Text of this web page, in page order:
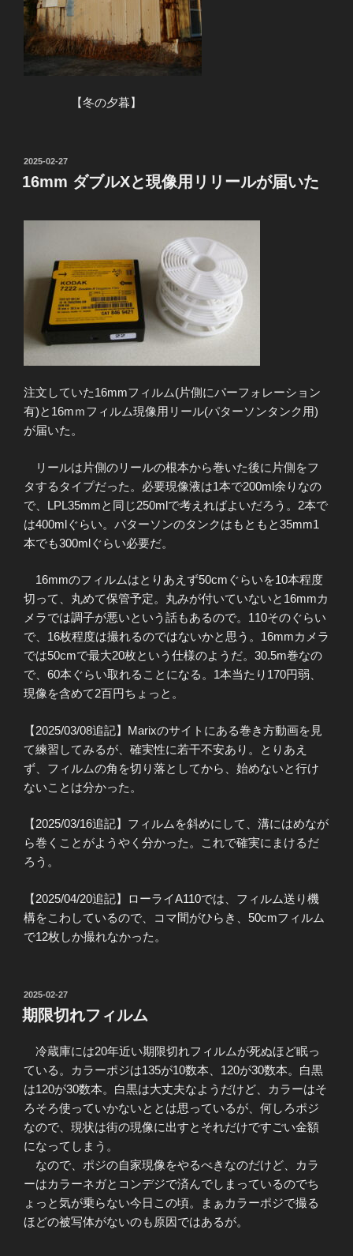
【冬の夕暮】
投
稿
日:
2025-02-27
16mm ダブルXと現像用リリールが届いた
注文していた16mmフィルム(片側にパーフォレーション
有)と16mｍフィルム現像用リール(パターソンタンク用)
が届いた。
リールは片側のリールの根本から巻いた後に片側をフ
タするタイプだった。必要現像液は1本で200ml余りなの
で、LPL35mmと同じ250mlで考えればよいだろう。2本で
は400mlぐらい。パターソンのタンクはもともと35mm1
本でも300mlぐらい必要だ。
16mmのフィルムはとりあえず50cmぐらいを10本程度
切って、丸めて保管予定。丸みが付いていないと16mmカ
メラでは調子が悪いという話もあるので。110そのぐらい
で、16枚程度は撮れるのではないかと思う。16mmカメラ
では50cmで最大20枚という仕様のようだ。30.5m巻なの
で、60本ぐらい取れることになる。1本当たり170円弱、
現像を含めて2百円ちょっと。
【2025/03/08追記】Marixのサイトにある巻き方動画を見
て練習してみるが、確実性に若干不安あり。とりあえ
ず、フィルムの角を切り落としてから、始めないと行け
ないことは分かった。
【2025/03/16追記】フィルムを斜めにして、溝にはめなが
ら巻くことがようやく分かった。これで確実にまけるだ
ろう。
【2025/04/20追記】ローライA110では、フィルム送り機
構をこわしているので、コマ間がひらき、50cmフィルム
で12枚しか撮れなかった。
投
稿
日:
2025-02-27
期限切れフィルム
冷蔵庫には20年近い期限切れフィルムが死ぬほど眠っ
ている。カラーポジは135が10数本、120が30数本。白黒
は120が30数本。白黒は大丈夫なようだけど、カラーはそ
ろそろ使っていかないととは思っているが、何しろポジ
なので、現状は街の現像に出すとそれだけですごい金額
になってしまう。
なので、ポジの自家現像をやるべきなのだけど、カラ
ーはカラーネガとコンデジで済んでしまっているのでち
ょっと気が乗らない今日この頃。まぁカラーポジで撮る
ほどの被写体がないのも原因ではあるが。